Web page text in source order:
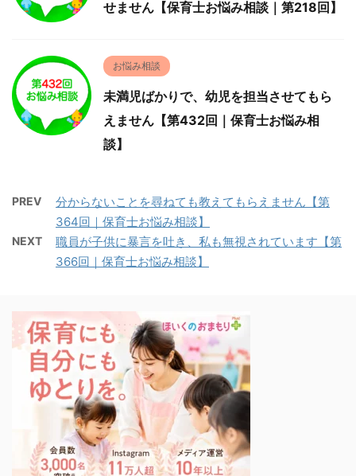
せません【保育士お悩み相談｜第218回】
お悩み相談
未満児ばかりで、幼児を担当させてもら
えません【第432回｜保育士お悩み相
談】
PREV
分からないことを尋ねても教えてもらえません【第
364回｜保育士お悩み相談】
NEXT
職員が子供に暴言を吐き、私も無視されています【第
366回｜保育士お悩み相談】